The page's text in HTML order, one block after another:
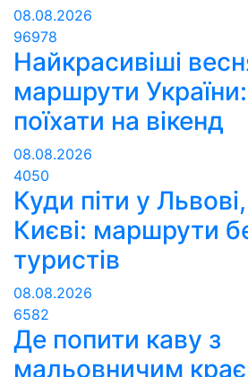
08.08.2026
96978
Найкрасивіші
маршрути
поїхати на вікенд
08.08.2026
4050
Куди піти у
Києві: маршрути
туристів
08.08.2026
6582
Де попити каву з
мальовничим